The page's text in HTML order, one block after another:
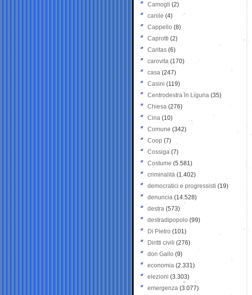
Camogli (2)
canile (4)
Cappello (8)
Caprotti (2)
Caritas (6)
carovita (170)
casa (247)
Casini (119)
Centrodestra in Liguria (35)
Chiesa (276)
Cina (10)
Comune (342)
Coop (7)
Cossiga (7)
Costume (5.581)
criminalità (1.402)
democratici e progressisti (19)
denuncia (14.528)
destra (573)
destradipopolo (99)
Di Pietro (101)
Diritti civili (276)
don Gallo (9)
economia (2.331)
elezioni (3.303)
emergenza (3.077)